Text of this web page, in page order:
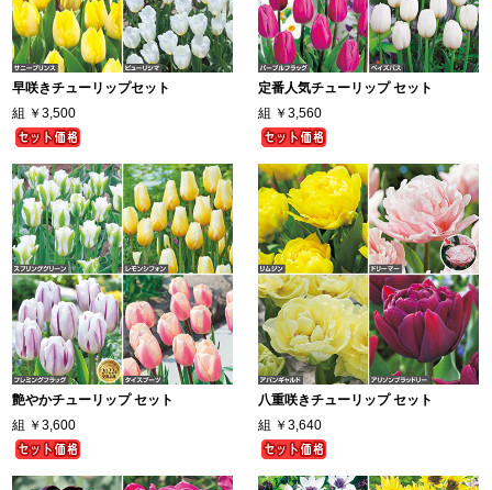
早咲きチューリップセット
組 ￥3,500
定番人気チューリップ セット
組 ￥3,560
艶やかチューリップ セット
組 ￥3,600
八重咲きチューリップ セット
組 ￥3,640